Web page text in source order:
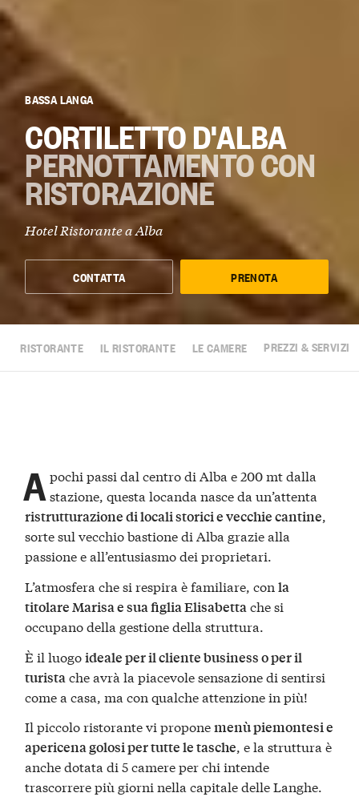
BASSA LANGA
CORTILETTO D'ALBA
PERNOTTAMENTO CON
RISTORAZIONE
Hotel Ristorante aAlba
CONTATTA PRENOTA
RISTORANTE IL RISTORANTE LE CAMERE PREZZI & SERVIZI
A pochi passi dal centro di Alba e 200 mt dalla
stazione, questa locanda nasce da un’attenta
ristrutturazione di locali storici e vecchie cantine,
sorte sul vecchio bastione di Alba grazie alla
passione e all’entusiasmo dei proprietari.
L’atmosfera che si respira è familiare, conla
titolare Marisa e sua figlia Elisabettache si
occupano della gestione della struttura.
È il luogoideale per il cliente business o per il
turistache avrà la piacevole sensazione di sentirsi
come a casa, ma con qualche attenzione in più!
Il piccolo ristorante vi proponemenù piemontesi e
apericena golosi per tutte le tasche, e la struttura è
anche dotata di 5 camere per chi intende
trascorrere più giorni nella capitale delle Langhe.